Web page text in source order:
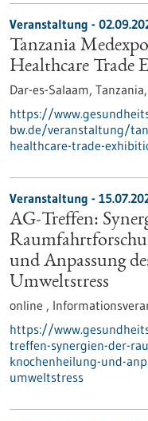
Veranstaltung -
Tanzania
Healthcare Trade
Dar-es-Salaam, Tanzania,
https://
bw.de/veranstaltung/
healthcare-trade-
Veranstaltung -
AG-Treffen:
und Anpassung
Umweltstress
online ,
https://
treffen-synergien-der-
knochenheilung-und-
umweltstress